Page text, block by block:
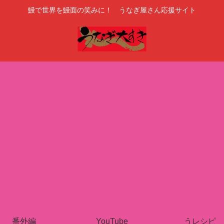
鰻で世界を鰻面の笑みに！ うなぎ屋さん応援サイト
番外編 YouTube うレシピ